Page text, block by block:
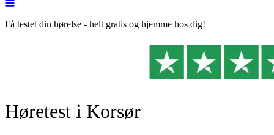
Få testet din hørelse - helt gratis og hjemme hos dig!
Høretest i Korsør